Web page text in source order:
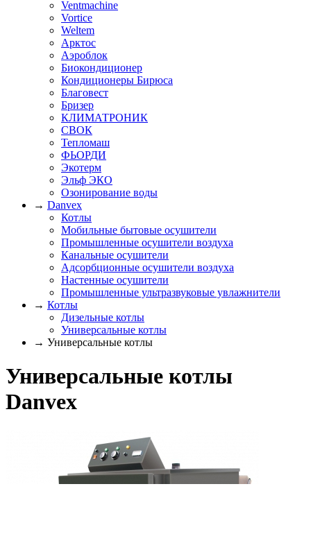
Ventmachine
Vortice
Weltem
Арктос
Аэроблок
Биокондиционер
Кондиционеры Бирюса
Благовест
Бризер
КЛИМАТРОНИК
СВОК
Тепломаш
ФЬОРДИ
Экотерм
Эльф ЭКО
Озонирование воды
→ Danvex
Котлы
Мобильные бытовые осушители
Промышленные осушители воздуха
Канальные осушители
Адсорбционные осушители воздуха
Настенные осушители
Промышленные ультразвуковые увлажнители
→ Котлы
Дизельные котлы
Универсальные котлы
→ Универсальные котлы
Универсальные котлы
Danvex